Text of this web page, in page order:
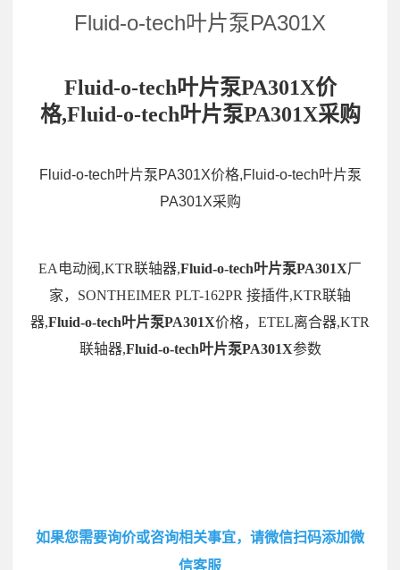
Fluid-o-tech叶片泵PA301X
Fluid-o-tech叶片泵PA301X价
格,Fluid-o-tech叶片泵PA301X采购
Fluid-o-tech叶片泵PA301X价格,Fluid-o-tech叶片泵
PA301X采购
EA电动阀,KTR联轴器,Fluid-o-tech叶片泵PA301X厂
家，SONTHEIMER PLT-162PR 接插件,KTR联轴
器,Fluid-o-tech叶片泵PA301X价格，ETEL离合器,KTR
联轴器,Fluid-o-tech叶片泵PA301X参数
如果您需要询价或咨询相关事宜，请微信扫码添加微
信客服